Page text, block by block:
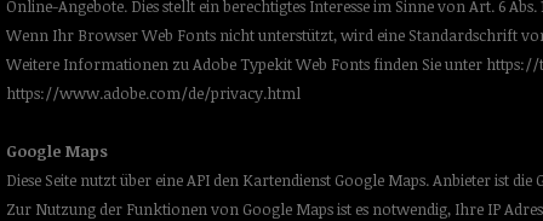
Online-Angebote. Dies stellt ein berechtigtes Interesse im Sinne von Art. 6 Abs.
Wenn Ihr Browser Web Fonts nicht unterstützt, wird eine Standardschrift
Weitere Informationen zu Adobe Typekit Web Fonts finden Sie unter https://
https://www.adobe.com/de/privacy.html
Google Maps
Diese Seite nutzt über eine API den Kartendienst Google Maps. Anbieter ist
Zur Nutzung der Funktionen von Google Maps ist es notwendig, Ihre IP